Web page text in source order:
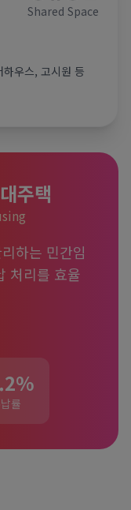
Shared Space
우스, 고시원 등
주택
하는 민간임
처리를 효율
%
률